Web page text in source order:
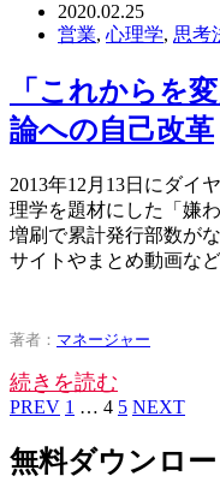
2020.02.25
営業, 心理学, 思考
「これからを
論への自己改革
2013年12月13日にダイ
理学を題材にした「嫌
増刷で累計発行部数が
サイトやまとめ動画な
著者： マネージャー
続きを読む
PREV 1 … 4 5 NEXT
無料ダウンロ